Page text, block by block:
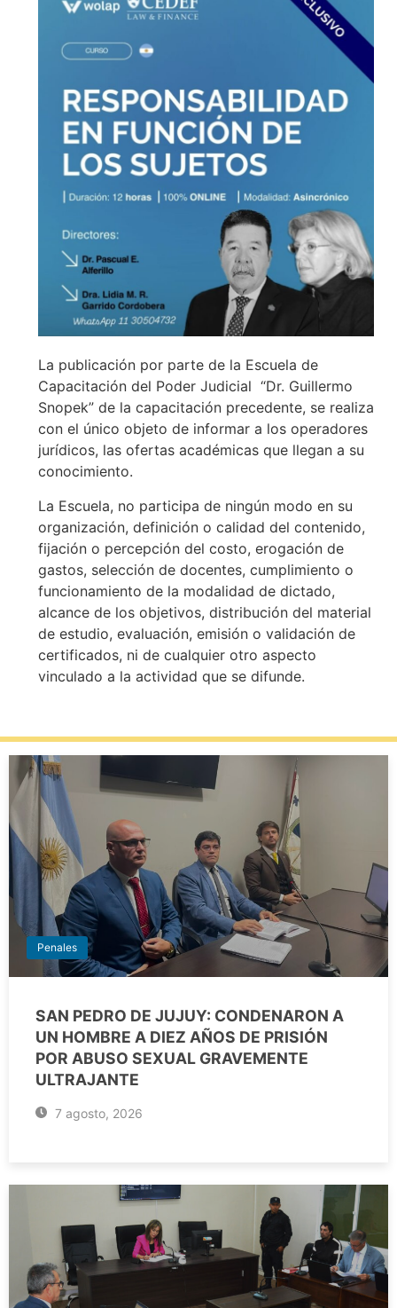
La publicación por parte de la Escuela de
Capacitación del Poder Judicial “Dr. Guillermo
Snopek” de la capacitación precedente, se realiza
con el único objeto de informar a los operadores
jurídicos, las ofertas académicas que llegan a su
conocimiento.
La Escuela, no participa de ningún modo en su
organización, definición o calidad del contenido,
fijación o percepción del costo, erogación de
gastos, selección de docentes, cumplimiento o
funcionamiento de la modalidad de dictado,
alcance de los objetivos, distribución del material
de estudio, evaluación, emisión o validación de
certificados, ni de cualquier otro aspecto
vinculado a la actividad que se difunde.
Penales
SAN PEDRO DE JUJUY: CONDENARON A
UN HOMBRE A DIEZ AÑOS DE PRISIÓN
POR ABUSO SEXUAL GRAVEMENTE
ULTRAJANTE
7 agosto, 2026